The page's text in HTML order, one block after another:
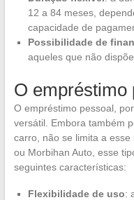
12 a 84 meses,
capacidade de
Possibilidade de
aqueles que não
O empréstimo
O empréstimo pessoal,
versátil. Embora também
carro, não se limita a
ou Morbihan Auto, esse
seguintes características:
Flexibilidade de uso: